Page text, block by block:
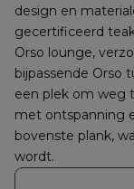
design en
gecertificeerd
Orso lounge,
bijpassende Orso
een plek om weg
met ontspanning
bovenste plank,
wordt.